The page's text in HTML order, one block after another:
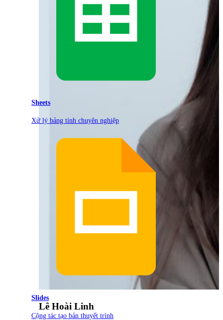
Lê Hoài Linh
Sheets
Xử lý bảng tính chuyên nghiệp
Slides
Cộng tác tạo bản thuyết trình